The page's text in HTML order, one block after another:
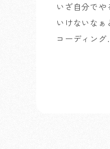
いざ自分で
いけないなぁ
コーディング